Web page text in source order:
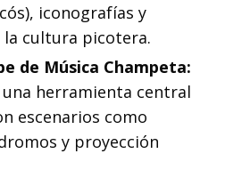
iconografías y
la cultura picotera.
de Música Champeta:
herramienta central
escenarios como
y proyección